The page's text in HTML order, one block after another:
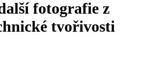
fotografie z
tvořivosti